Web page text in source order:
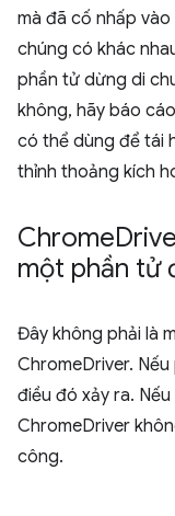
mà đã cố nhấp
chúng có khác
phần tử dừng di
không, hãy báo
có thể dùng để tái
thỉnh thoảng kích
Chrome
một phần tử
Đây không phải là
ChromeDriver.
điều đó xảy ra.
ChromeDriver
công.